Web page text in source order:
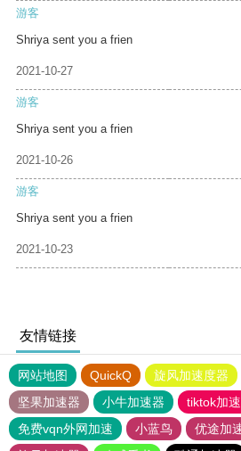
游客
Shriya sent you a frien
2021-10-27
游客
Shriya sent you a frien
2021-10-26
游客
Shriya sent you a frien
2021-10-23
友情链接
网站地图 QuickQ 旋风加速度器
坚果加速器
小牛加速器 tiktok加
免费vqn外网加速
小蓝鸟 优途加